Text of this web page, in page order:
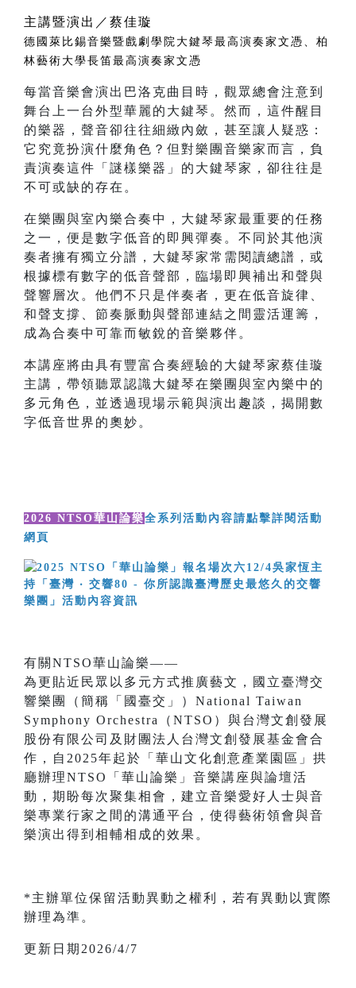
主講暨演出／蔡佳璇
德國萊比錫音樂暨戲劇學院大鍵琴最高演奏家文憑、柏
林藝術大學長笛最高演奏家文憑
每當音樂會演出巴洛克曲目時，觀眾總會注意到
舞台上一台外型華麗的大鍵琴。然而，這件醒目
的樂器，聲音卻往往細緻內斂，甚至讓人疑惑：
它究竟扮演什麼角色？但對樂團音樂家而言，負
責演奏這件「謎樣樂器」的大鍵琴家，卻往往是
不可或缺的存在。
在樂團與室內樂合奏中，大鍵琴家最重要的任務
之一，便是數字低音的即興彈奏。不同於其他演
奏者擁有獨立分譜，大鍵琴家常需閱讀總譜，或
根據標有數字的低音聲部，臨場即興補出和聲與
聲響層次。他們不只是伴奏者，更在低音旋律、
和聲支撐、節奏脈動與聲部連結之間靈活運籌，
成為合奏中可靠而敏銳的音樂夥伴。
本講座將由具有豐富合奏經驗的大鍵琴家蔡佳璇
主講，帶領聽眾認識大鍵琴在樂團與室內樂中的
多元角色，並透過現場示範與演出趣談，揭開數
字低音世界的奧妙。
2026 NTSO華山論樂全系列活動內容請點擊詳閱活動
網頁
有關NTSO華山論樂——
為更貼近民眾以多元方式推廣藝文，國立臺灣交
響樂團（簡稱「國臺交」）National Taiwan
Symphony Orchestra（NTSO）與台灣文創發展
股份有限公司及財團法人台灣文創發展基金會合
作，自2025年起於「華山文化創意產業園區」拱
廳辦理NTSO「華山論樂」音樂講座與論壇活
動，期盼每次聚集相會，建立音樂愛好人士與音
樂專業行家之間的溝通平台，使得藝術領會與音
樂演出得到相輔相成的效果。
*主辦單位保留活動異動之權利，若有異動以實際
辦理為準。
更新日期2026/4/7